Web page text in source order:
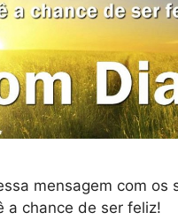
mensagem com os
a chance de ser feliz!